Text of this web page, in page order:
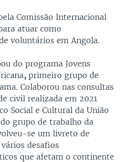
Comissão Internacional
atuar como
voluntários em Angola.
do programa Jovens
, primeiro grupo de
Colaborou nas consultas
civil realizada em 2021
Social e Cultural da União
grupo de trabalho da
se um livreto de
desafios
que afetam o continente